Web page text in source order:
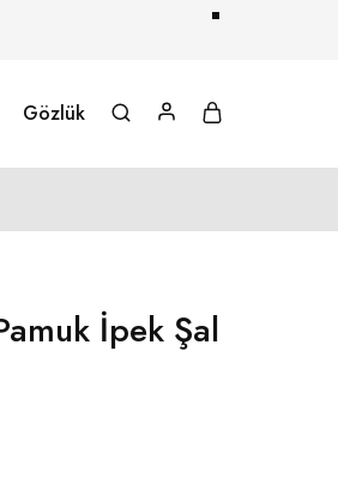
Gözlük
İpek Şal